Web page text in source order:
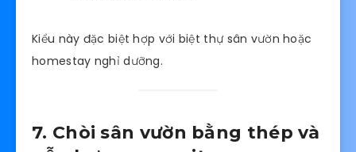
Kiểu này đặc biệt hợp với biệt thự sân vườn hoặc
homestay nghỉ dưỡng.
7. Chòi sân vườn bằng thép và